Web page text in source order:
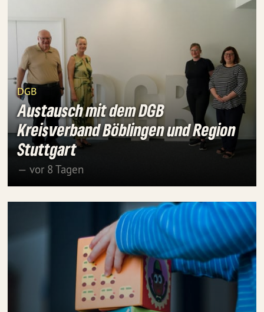
DGB
Austausch mit dem DGB
Kreisverband Böblingen und Region
Stuttgart
— vor 8 Tagen